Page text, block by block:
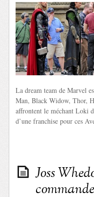
La dream team de Marvel
Man, Black Widow, Thor,
affrontent le méchant Loki
d’une franchise pour ces
Joss